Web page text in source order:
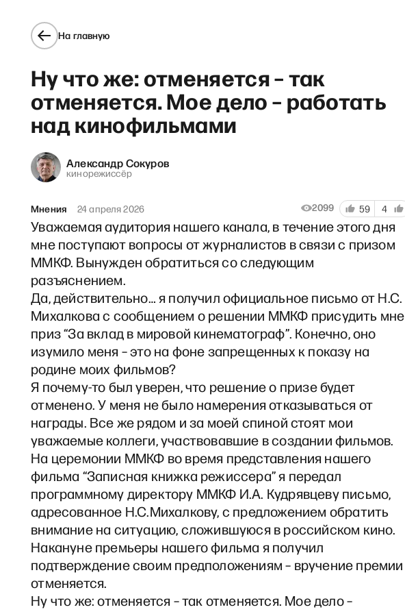
На главную
Ну что же: отменяется – так
отменяется. Мое дело – работать
над кинофильмами
Александр Сокуров
кинорежиссёр
Мнения 24 апреля 2026 2099 59 4
Уважаемая аудитория нашего канала, в течение этого дня
мне поступают вопросы от журналистов в связи с призом
ММКФ. Вынужден обратиться со следующим
разъяснением.
Да, действительно… я получил официальное письмо от Н.С.
Михалкова с сообщением о решении ММКФ присудить мне
приз “За вклад в мировой кинематограф”. Конечно, оно
изумило меня – это на фоне запрещенных к показу на
родине моих фильмов?
Я почему-то был уверен, что решение о призе будет
отменено. У меня не было намерения отказываться от
награды. Все же рядом и за моей спиной стоят мои
уважаемые коллеги, участвовавшие в создании фильмов.
На церемонии ММКФ во время представления нашего
фильма “Записная книжка режиссера” я передал
программному директору ММКФ И.А. Кудрявцеву письмо,
адресованное Н.С.Михалкову, с предложением обратить
внимание на ситуацию, сложившуюся в российском кино.
Накануне премьеры нашего фильма я получил
подтверждение своим предположениям – вручение премии
отменяется.
Ну что же: отменяется – так отменяется. Мое дело –